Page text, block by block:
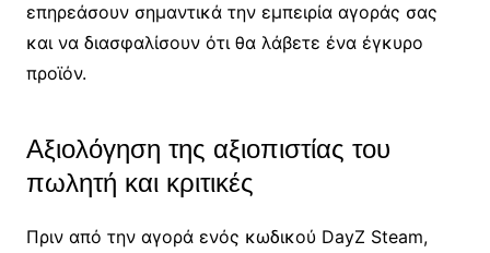
επηρεάσουν σημαντικά την εμπειρία αγοράς σας
και να διασφαλίσουν ότι θα λάβετε ένα έγκυρο
προϊόν.
Αξιολόγηση της αξιοπιστίας του
πωλητή και κριτικές
Πριν από την αγορά ενός κωδικού DayZ Steam,